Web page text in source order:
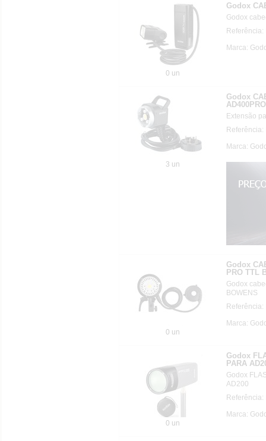
0 un
Godox
Godox
Referência:
Marca:
3 un
Godox
Extensão
Referência:
Marca:
0 un
Godox
PRO TTL
Godox
BOWENS
Referência:
Marca:
0 un
Godox
PARA
Godox
AD200
Referência:
Marca: